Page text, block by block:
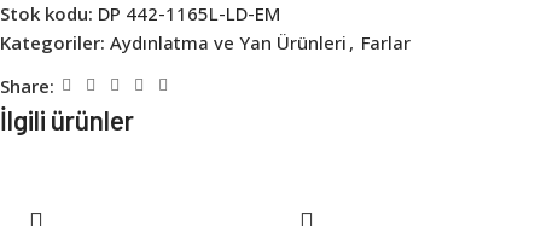
Stok kodu: DP 442-1165L-LD-EM
Kategoriler: Aydınlatma ve Yan Ürünleri , Farlar
Share:
İlgili ürünler